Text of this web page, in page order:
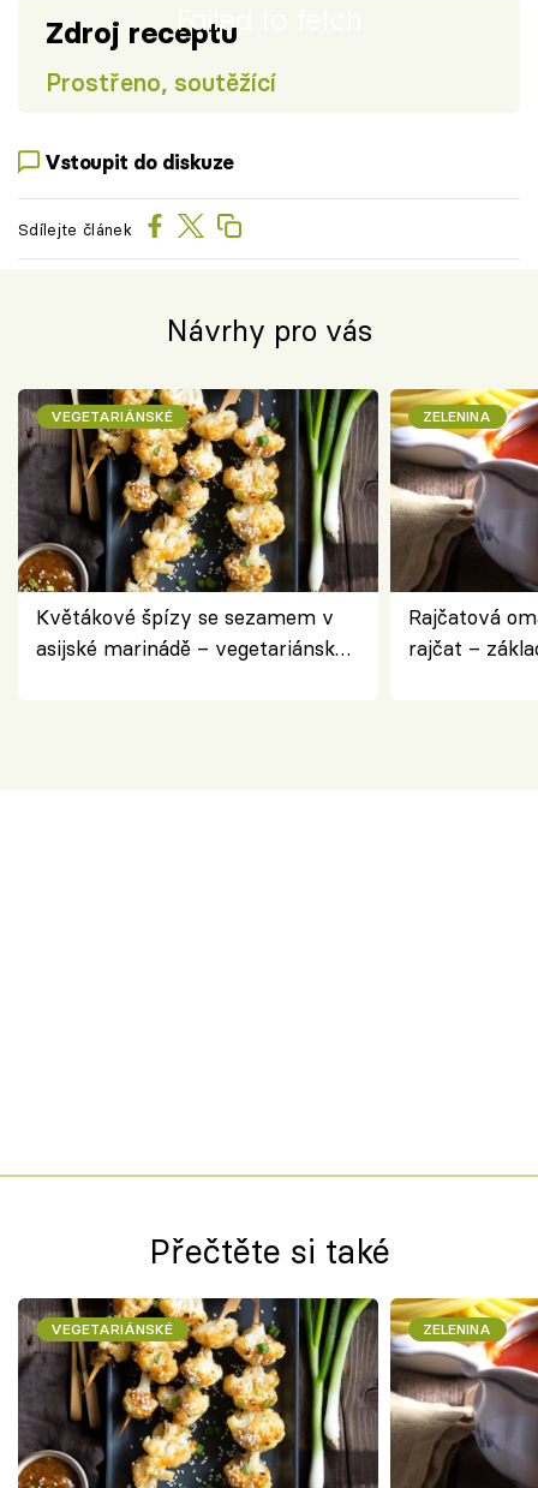
Failed to fetch
Zdroj receptu
Prostřeno, soutěžící
Vstoupit do diskuze
Sdílejte článek
Návrhy pro vás
VEGETARIÁNSKÉ
Květákové špízy se sezamem v
asijské marinádě – vegetariánská
ZELENINA
Rajčatová
rajčat –
Přečtěte si také
VEGETARIÁNSKÉ ZELENINA